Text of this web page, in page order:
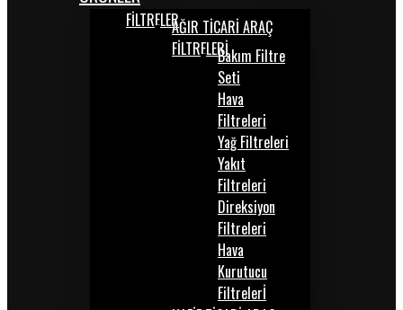
FİLTRELERAĞIR TİCARİ ARAÇ
FİLTRELERİBakım Filtre
Seti
Hava
Filtreleri
Yağ Filtreleri
Yakıt
Filtreleri
Direksiyon
Filtreleri
Hava
Kurutucu
Filtrelerİ